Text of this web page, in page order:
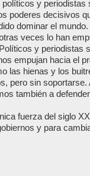
y periodistas
poderes decisivos
dominar el
veces lo han
y periodistas
empujan hacia el
las hienas y los
pero sin soportarse.
también a
fuerza del siglo
y para